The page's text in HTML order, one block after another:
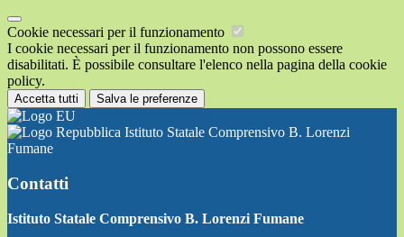
Cookie necessari per il funzionamento
I cookie necessari per il funzionamento non possono essere
disabilitati. È possibile consultare l'elenco nella pagina della cookie
policy.
Accetta tutti Salva le preferenze
Istituto Statale Comprensivo B. Lorenzi
Fumane
Contatti
Istituto Statale Comprensivo B. Lorenzi Fumane